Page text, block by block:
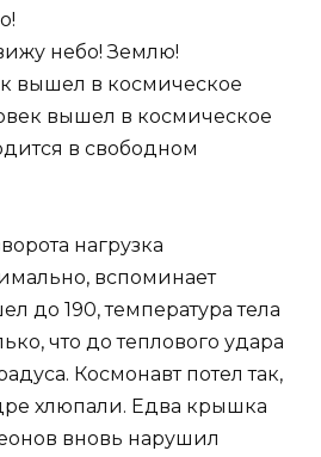
небо! Землю!
вышел в космическое
вышел в космическое
в свободном
нагрузка
вспоминает
до 190, температура тела
что до теплового удара
Космонавт потел так,
хлюпали. Едва крышка
вновь нарушил